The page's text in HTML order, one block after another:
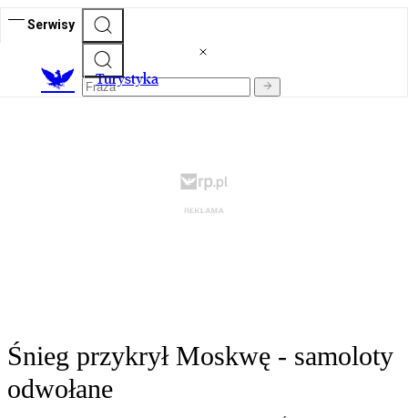
Serwisy
Turystyka
Śnieg przykrył Moskwę - samoloty
odwołane